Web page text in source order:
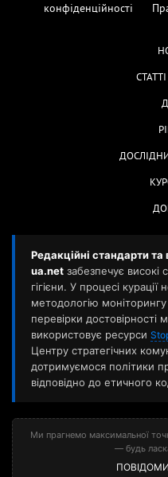
конфіденційності
Редакційні стандарти та
ua.net забезпечує високі
гігієни. У процесі
методологію моніторингу
перевірки достовірності
використовує ресурси
Центру стратегічних
дотримуємося політики
відповідно до етичного
Ми прагнемо максимальної
— будь